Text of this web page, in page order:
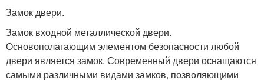
Замок двери.
Замок входной металлической двери.
Основополагающим элементом безопасности любой
двери является замок. Современный двери оснащаются
самыми различными видами замков, позволяющими